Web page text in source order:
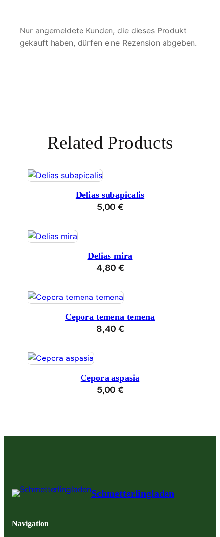
Nur angemeldete Kunden, die dieses Produkt
gekauft haben, dürfen eine Rezension abgeben.
Related Products
Delias subapicalis
5,00 €
Delias mira
4,80 €
Cepora temena temena
8,40 €
Cepora aspasia
5,00 €
Schmetterlingladen
Navigation